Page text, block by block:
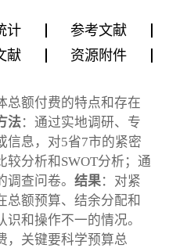
计
参考文献
献 资源附件
总额付费的特点和存在
法：通过实地调研、专
信息，对5省7市的紧密
较分析和SWOT分析；通
查问卷。 结果：对紧
总额预算、结余分配和
和操作不一的情况。
，关键要科学预算总